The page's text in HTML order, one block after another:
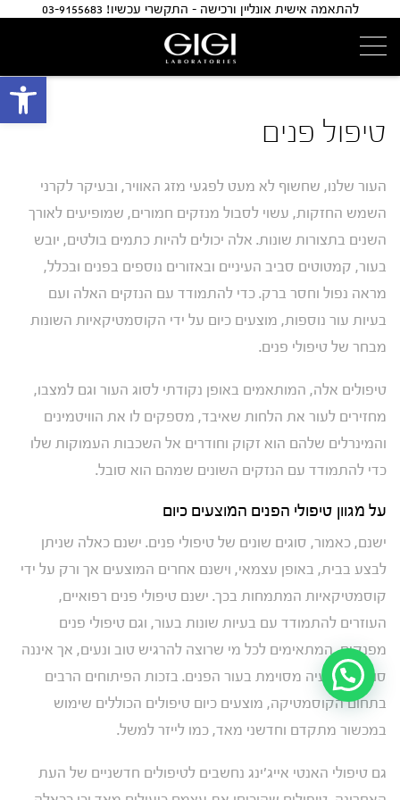
להתאמה אישית אונליין ורכישה - התקשרי עכשיו! 03-9155683
טיפול פנים
העור שלנו, שחשוף לא מעט לפגעי מזג האוויר, ובעיקר לקרני
השמש החזקות, עשוי לסבול מנזקים חמורים, שמופיעים לאורך
השנים בתצורות שונות. אלה יכולים להיות כתמים בולטים, יובש
בעור, קמטוטים סביב העיניים ובאזורים נוספים בפנים ובכלל,
מראה נפול וחסר ברק. כדי להתמודד עם הנזקים האלה ועם
בעיות עור נוספות, מוצעים כיום על ידי הקוסמטיקאיות השונות
מבחר של טיפולי פנים.
טיפולים אלה, המותאמים באופן נקודתי לסוג העור וגם למצבו,
מחזירים לעור את הלחות שאיבד, מספקים לו את הוויטמינים
והמינרלים שלהם הוא זקוק וחודרים אל השכבות העמוקות שלו
כדי להתמודד עם הנזקים השונים שמהם הוא סובל.
על מגוון טיפולי הפנים המוצעים כיום
ישנם, כאמור, סוגים שונים של טיפולי פנים. ישנם כאלה שניתן
לבצע בבית, באופן עצמאי, וישנם אחרים המוצעים אך ורק על ידי
קוסמטיקאיות המתמחות בכך. ישנם טיפולי פנים רפואיים,
העוזרים להתמודד עם בעיות שונות בעור, וגם טיפולי פנים
מפנקים, המתאימים לכל מי שרוצה להרגיש טוב ונעים, אך איננה
סובלת מבעיה מסוימת בעור הפנים. בזכות הפיתוחים הרבים
בתחום הקוסמטיקה, מוצעים כיום טיפולים הכוללים שימוש
במכשור מתקדם וחדשני מאד, כמו לייזר למשל.
גם טיפולי האנטי אייג'ינג נחשבים לטיפולים חדשניים של העת